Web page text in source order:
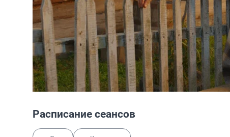
Расписание сеансов